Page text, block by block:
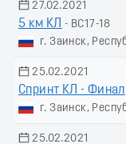
27.02.2021
5 км КЛ
- ВС17-18
г. Заинск,
25.02.2021
Спринт КЛ - Финал
г. Заинск,
25.02.2021